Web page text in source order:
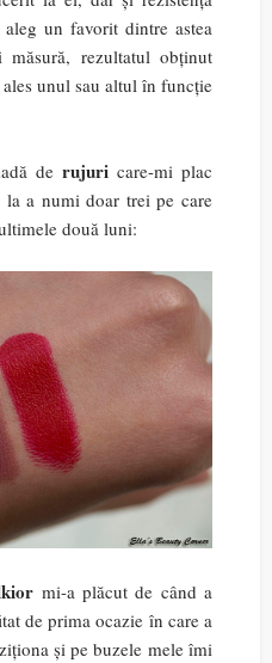
un favorit dintre astea
rezultatul obținut
unul sau altul în funcție
de rujuri care-mi plac
a numi doar trei pe care
două luni:
mi-a plăcut de când a
de prima ocazie în care a
și pe buzele mele îmi